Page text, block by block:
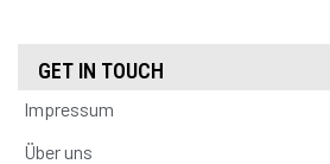
GET IN TOUCH
Impressum
Über uns